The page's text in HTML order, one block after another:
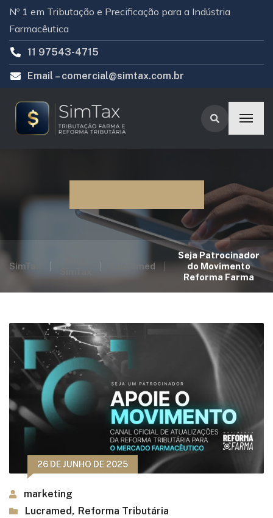
Nº 1 em Tributação e Precificação para a Indústria
Farmacêutica
11 97543-4715
Email – comercial@simtax.com.br
Blog SimTax
SimTax Lucramed
Seja Patrocinador
do Movimento
Reforma Farma
26 DE JUNHO DE 2025
marketing
Lucramed, Reforma Tributária